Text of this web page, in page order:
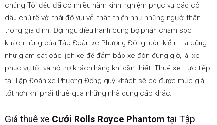
chúng Tôi đều đã có nhiều năm kinh nghiệm phục vụ các cô
dâu chú rể với thái độ vui vẻ, thân thiện như những người thân
trong gia đình. Đội ngũ điều hành cùng bộ phận chăm sóc
khách hàng của Tập Đoàn xe Phương Đông luôn kiểm tra cũng
như giám sát các lịch xe để đảm bảo xe đón đúng giờ, lái xe
phục vụ tốt và hỗ trợ khách hàng khi cần thiết. Thuê xe trực tiếp
tại Tập Đoàn xe Phương Đông quý khách sẽ có được mức giá
tốt hơn khi phải thuê qua những nhà cung cấp khác.
Giá thuê xe Cưới Rolls Royce Phantom tại Tập